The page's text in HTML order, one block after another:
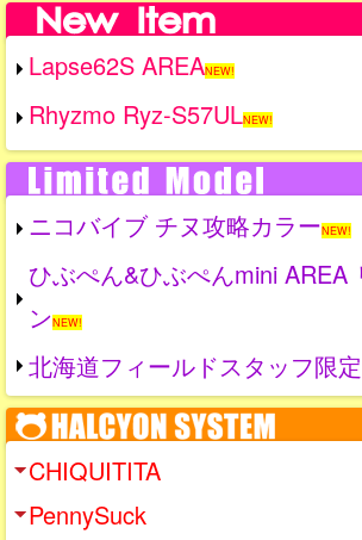
Lapse62S AREANEW!
Rhyzmo Ryz-S57ULNEW!
ニコバイブ チヌ攻略カラーNEW!
ひぶぺん&ひぶぺんmini AREA
ンNEW!
北海道フィールドスタッフ限
CHIQUITITA
PennySuck